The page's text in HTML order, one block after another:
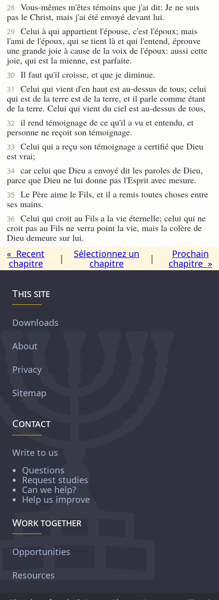
28
Vous-mêmes m'êtes témoins que j'ai dit: Je ne suis
pas le Christ, mais j'ai été envoyé devant lui.
29
Celui à qui appartient l'épouse, c'est l'époux; mais
l'ami de l'époux, qui se tient là et qui l'entend, éprouve
une grande joie à cause de la voix de l'époux: aussi cette
joie, qui est la mienne, est parfaite.
30 Il faut qu'il croisse, et que je diminue.
31
Celui qui vient d'en haut est au-dessus de tous; celui
qui est de la terre est de la terre, et il parle comme étant
de la terre. Celui qui vient du ciel est au-dessus de tous,
32
il rend témoignage de ce qu'il a vu et entendu, et
personne ne reçoit son témoignage.
33
Celui qui a reçu son témoignage a certifié que Dieu
est vrai;
34
car celui que Dieu a envoyé dit les paroles de Dieu,
parce que Dieu ne lui donne pas l'Esprit avec mesure.
35
Le Père aime le Fils, et il a remis toutes choses entre
ses mains.
36
Celui qui croit au Fils a la vie éternelle; celui qui ne
croit pas au Fils ne verra point la vie, mais la colère de
Dieu demeure sur lui.
« Recent
chapitre
|
Sélectionnez un
chapitre
|
Prochain
chapitre »
This site
Downloads
About
Privacy
Sitemap
Contact
Write to us
Questions
Request studies
Can we help?
Help us improve
Work together
Opportunities
Resources